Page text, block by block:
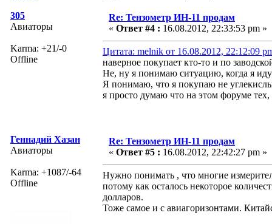
305
Авиаторы
Karma: +21/-0
Offline
Re: Тензометр ИН-11 продам
« Ответ #4 : 16.08.2012, 22:33:53 pm »
Цитата: melnik от 16.08.2012, 22:12:09
наверное покупает кто-то и по
Не, ну я понимаю ситуацию, когда я
Я понимаю, что я покупаю не
я просто думаю что на этом форуме
Геннадий Хазан
Авиаторы
Karma: +1087/-64
Offline
Re: Тензометр ИН-11 продам
« Ответ #5 : 16.08.2012, 22:42:27 pm »
Нужно понимать , что многие
потому как осталось некоторое
долларов.
Тоже самое и с авиагоризонтами.